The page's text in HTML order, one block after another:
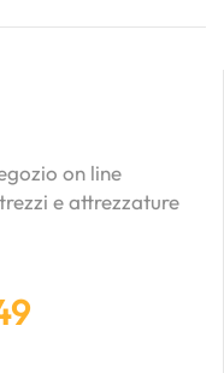
on line
e attrezzature